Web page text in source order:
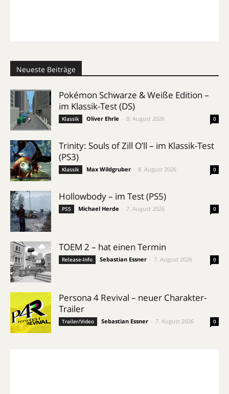
Neueste Beiträge
Pokémon Schwarze & Weiße Edition –
im Klassik-Test (DS)
Klassik Oliver Ehrle 8. August 2026 0
Trinity: Souls of Zill O’ll – im Klassik-Test
(PS3)
Klassik Max Wildgruber 8. August 2026 0
Hollowbody – im Test (PS5)
PS5 Michael Herde 7. August 2026 0
TOEM 2 – hat einen Termin
Release-Info Sebastian Essner 7. August 2026 0
Persona 4 Revival – neuer Charakter-
Trailer
Trailer/Video Sebastian Essner 7. August 2026 0